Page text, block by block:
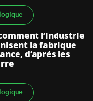
l’industrie
la fabrique
d’après les